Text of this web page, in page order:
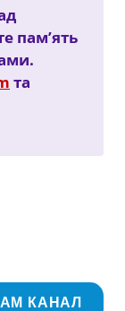
пам’ять
та
КАНАЛ